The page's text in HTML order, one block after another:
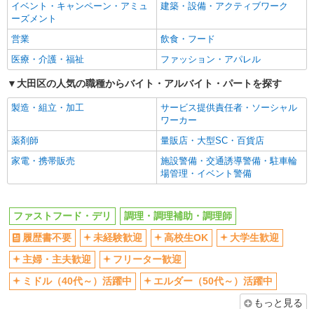
ミドル（40代～）活躍中
エルダー（50代～）活躍中
シニア（60代～）活躍中
週2～3日勤務OK
短時間勤務（1日4h以内）OK
深夜
扶養内勤務OK
交通費支給
社会保険あり
まかない・食事補助
社割・特典あり
制服貸与
研修制度あり
社員登用あり
同じ職種から求人を探す
飲食・フード
同じ特徴から求人を探す
未経験歓迎
高校生OK
大学生歓迎
ミドル（40代～）活躍中
週2～3日勤務OK
短時間勤務（1日4h以内）OK
イベント・キャンペーン・アミュ
ーズメント
建築・設備・アクティブワーク
営業
飲食・フード
医療・介護・福祉
ファッション・アパレル
大田区の人気の職種からバイト・アルバイト・パートを探す
製造・組立・加工
サービス提供責任者・ソーシャル
ワーカー
薬剤師
量販店・大型SC・百貨店
家電・携帯販売
施設警備・交通誘導警備・駐車輪
場管理・イベント警備
ファストフード・デリ
調理・調理補助・調理師
履歴書不要
未経験歓迎 高校生OK
大学生歓迎
主婦・主夫歓迎
フリーター歓迎
ミドル（40代～）活躍中
エルダー（50代～）活躍中
もっと見る